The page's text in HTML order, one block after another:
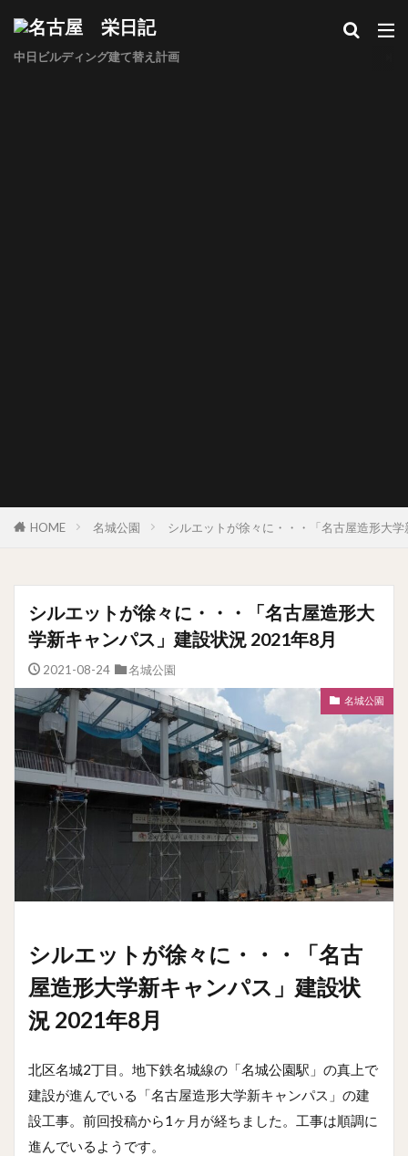
中日ビルディング建て替え計画
HOME 名城公園 シルエットが徐々に・・・「名古屋造形大
シルエットが徐々に・・・「名古屋造形大
学新キャンパス」建設状況 2021年8月
2021-08-24 名城公園
名城公園
シルエットが徐々に・・・「名古
屋造形大学新キャンパス」建設状
況 2021年8月
北区名城2丁目。地下鉄名城線の「名城公園駅」の真上で
建設が進んでいる「名古屋造形大学新キャンパス」の建
設工事。前回投稿から1ヶ月が経ちました。工事は順調に
進んでいるようです。